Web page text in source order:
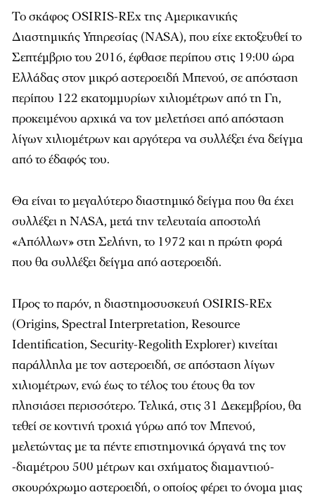
Το σκάφος OSIRIS-REx της Αμερικανικής
Διαστημικής Υπηρεσίας (NASA), που είχε εκτοξευθεί το
Σεπτέμβριο του 2016, έφθασε περίπου στις 19:00 ώρα
Ελλάδας στον μικρό αστεροειδή Μπενού, σε απόσταση
περίπου 122 εκατομμυρίων χιλιομέτρων από τη Γη,
προκειμένου αρχικά να τον μελετήσει από απόσταση
λίγων χιλιομέτρων και αργότερα να συλλέξει ένα δείγμα
από το έδαφός του.
Θα είναι το μεγαλύτερο διαστημικό δείγμα που θα έχει
συλλέξει η NASA, μετά την τελευταία αποστολή
«Απόλλων» στη Σελήνη, το 1972 και η πρώτη φορά
που θα συλλέξει δείγμα από αστεροειδή.
Προς το παρόν, η διαστημοσυσκευή OSIRIS-REx
(Origins, Spectral Interpretation, Resource
Identification, Security-Regolith Explorer) κινείται
παράλληλα με τον αστεροειδή, σε απόσταση λίγων
χιλιομέτρων, ενώ έως το τέλος του έτους θα τον
πλησιάσει περισσότερο. Τελικά, στις 31 Δεκεμβρίου, θα
τεθεί σε κοντινή τροχιά γύρω από τον Μπενού,
μελετώντας με τα πέντε επιστημονικά όργανά της τον
-διαμέτρου 500 μέτρων και σχήματος διαμαντιού-
σκουρόχρωμο αστεροειδή, ο οποίος φέρει το όνομα μιας